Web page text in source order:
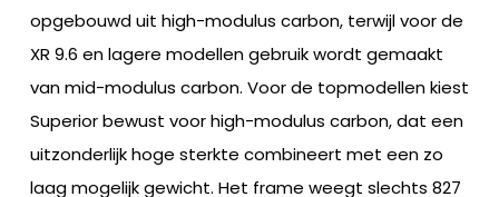
opgebouwd uit high-modulus carbon, terwijl voor de
XR 9.6 en lagere modellen gebruik wordt gemaakt
van mid-modulus carbon. Voor de topmodellen kiest
Superior bewust voor high-modulus carbon, dat een
uitzonderlijk hoge sterkte combineert met een zo
laag mogelijk gewicht. Het frame weegt slechts 827